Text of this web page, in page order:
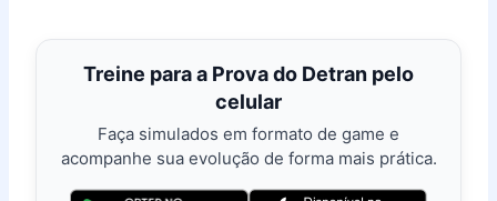
Treine para a Prova do Detran pelo
celular
Faça simulados em formato de game e
acompanhe sua evolução de forma mais prática.